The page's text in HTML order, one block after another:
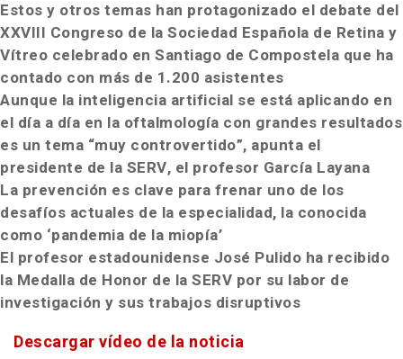
Estos y otros temas han protagonizado el debate del
XXVIII Congreso de la Sociedad Española de Retina y
Vítreo celebrado en Santiago de Compostela que ha
contado con más de 1.200 asistentes
Aunque la inteligencia artificial se está aplicando en
el día a día en la oftalmología con grandes resultados
es un tema “muy controvertido”, apunta el
presidente de la SERV, el profesor García Layana
La prevención es clave para frenar uno de los
desafíos actuales de la especialidad, la conocida
como ‘pandemia de la miopía’
El profesor estadounidense José Pulido ha recibido
la Medalla de Honor de la SERV por su labor de
investigación y sus trabajos disruptivos
Descargar vídeo de la noticia